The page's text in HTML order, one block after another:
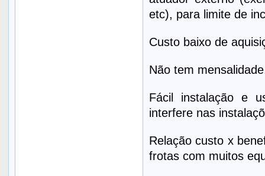
etc), para limite de
Custo baixo de
Não tem
Fácil instalação e
interfere nas
Relação custo x
frotas com muitos